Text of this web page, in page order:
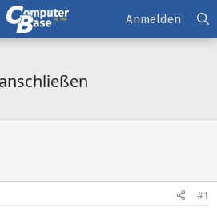
Anmelden
#1